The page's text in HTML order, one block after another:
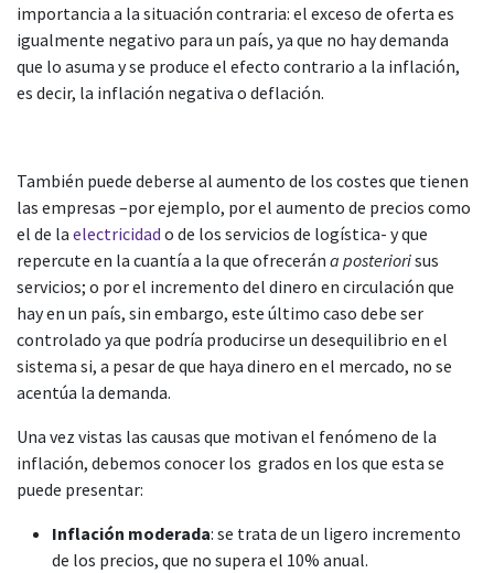
importancia a la situación contraria: el exceso de oferta es
igualmente negativo para un país, ya que no hay demanda
que lo asuma y se produce el efecto contrario a la inflación,
es decir, la inflación negativa o deflación.
También puede deberse al aumento de los costes que tienen
las empresas –por ejemplo, por el aumento de precios como
el de la electricidad o de los servicios de logística- y que
repercute en la cuantía a la que ofrecerán a posteriorisus
servicios; o por el incremento del dinero en circulación que
hay en un país, sin embargo, este último caso debe ser
controlado ya que podría producirse un desequilibrio en el
sistema si, a pesar de que haya dinero en el mercado, no se
acentúa la demanda.
Una vez vistas las causas que motivan el fenómeno de la
inflación, debemos conocer los grados en los que esta se
puede presentar:
Inflación moderada: se trata de un ligero incremento
de los precios, que no supera el 10% anual.